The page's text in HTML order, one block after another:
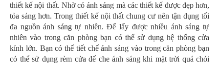
thiết kế nội thất. Nhờ có ánh sáng mà các thiết kế được đẹp hơn,
tỏa sáng hơn. Trong thiết kế nội thất chung cư nên tận dụng tối
đa nguồn ánh sáng tự nhiên. Để lấy được nhiều ánh sáng tự
nhiên vào trong căn phòng bạn có thể sử dụng hệ thống cửa
kính lớn. Bạn có thể tiết chế ánh sáng vào trong căn phòng bạn
có thể sử dụng rèm cửa để che ánh sáng khi mặt trời quá chói